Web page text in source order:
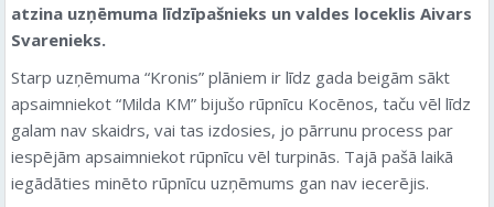
atzina uzņēmuma līdzīpašnieks un valdes loceklis Aivars
Svarenieks.
Starp uzņēmuma “Kronis” plāniem ir līdz gada beigām sākt
apsaimniekot “Milda KM” bijušo rūpnīcu Kocēnos, taču vēl līdz
galam nav skaidrs, vai tas izdosies, jo pārrunu process par
iespējām apsaimniekot rūpnīcu vēl turpinās. Tajā pašā laikā
iegādāties minēto rūpnīcu uzņēmums gan nav iecerējis.